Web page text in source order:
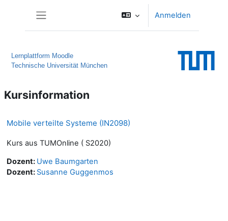
Anmelden
Lernplattform Moodle
Technische Universität München
Kursinformation
Mobile verteilte Systeme (IN2098)
Kurs aus TUMOnline ( S2020)
Dozent: Uwe Baumgarten
Dozent: Susanne Guggenmos